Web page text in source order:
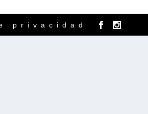
privacidad